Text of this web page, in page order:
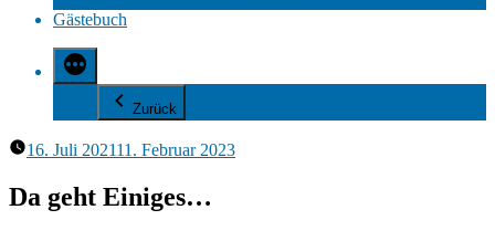
Gästebuch
Zurück
16. Juli 202111. Februar 2023
Da geht Einiges…